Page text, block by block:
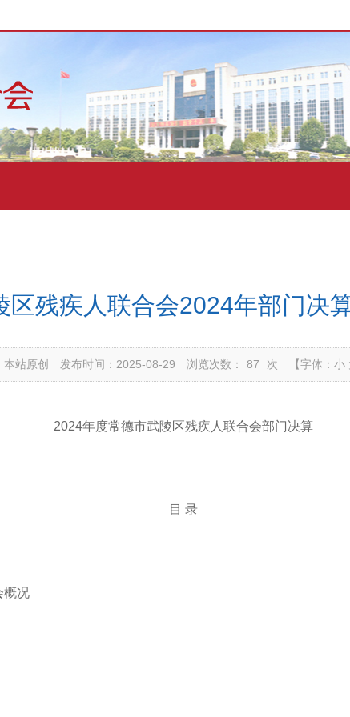
区残疾人联合会2024年部门决
本站原创 发布时间：2025-08-29 浏览次数： 87 次 【字体： 小
2024年度常德市武陵区残疾人联合会部门决算
目 录
概况